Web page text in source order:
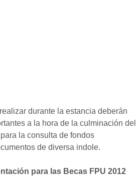
durante la estancia deberán
a la hora de la culminación del
la consulta de fondos
de diversa indole.
para las Becas FPU 2012